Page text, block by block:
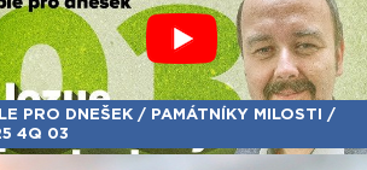
PRO DNEŠEK / PAMÁTNÍKY MILOSTI /
4Q 03